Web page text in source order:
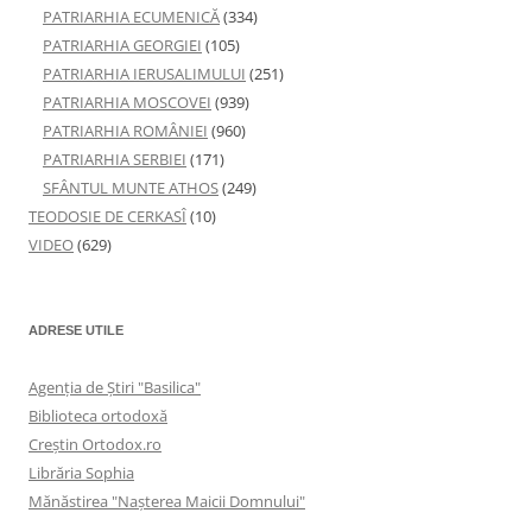
PATRIARHIA ECUMENICĂ(334)
PATRIARHIA GEORGIEI (105)
PATRIARHIA IERUSALIMULUI (251)
PATRIARHIA MOSCOVEI (939)
PATRIARHIA ROMÂNIEI (960)
PATRIARHIA SERBIEI (171)
SFÂNTUL MUNTE ATHOS(249)
TEODOSIE DE CERKASÎ(10)
VIDEO(629)
ADRESE UTILE
Agenţia de Ştiri "Basilica"
Biblioteca ortodoxă
Creştin Ortodox.ro
Librăria Sophia
Mănăstirea "Naşterea Maicii Domnului"